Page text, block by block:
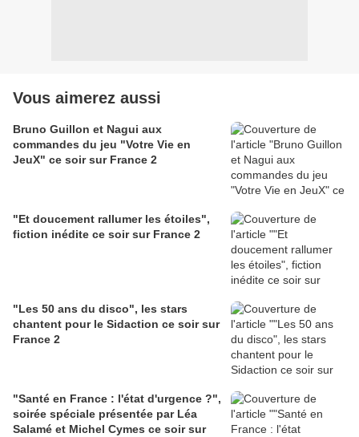
Vous aimerez aussi
Bruno Guillon et Nagui aux
commandes du jeu "Votre Vie en
JeuX" ce soir sur France 2
"Et doucement rallumer les étoiles",
fiction inédite ce soir sur France 2
"Les 50 ans du disco", les stars
chantent pour le Sidaction ce soir sur
France 2
"Santé en France : l'état d'urgence ?",
soirée spéciale présentée par Léa
Salamé et Michel Cymes ce soir sur